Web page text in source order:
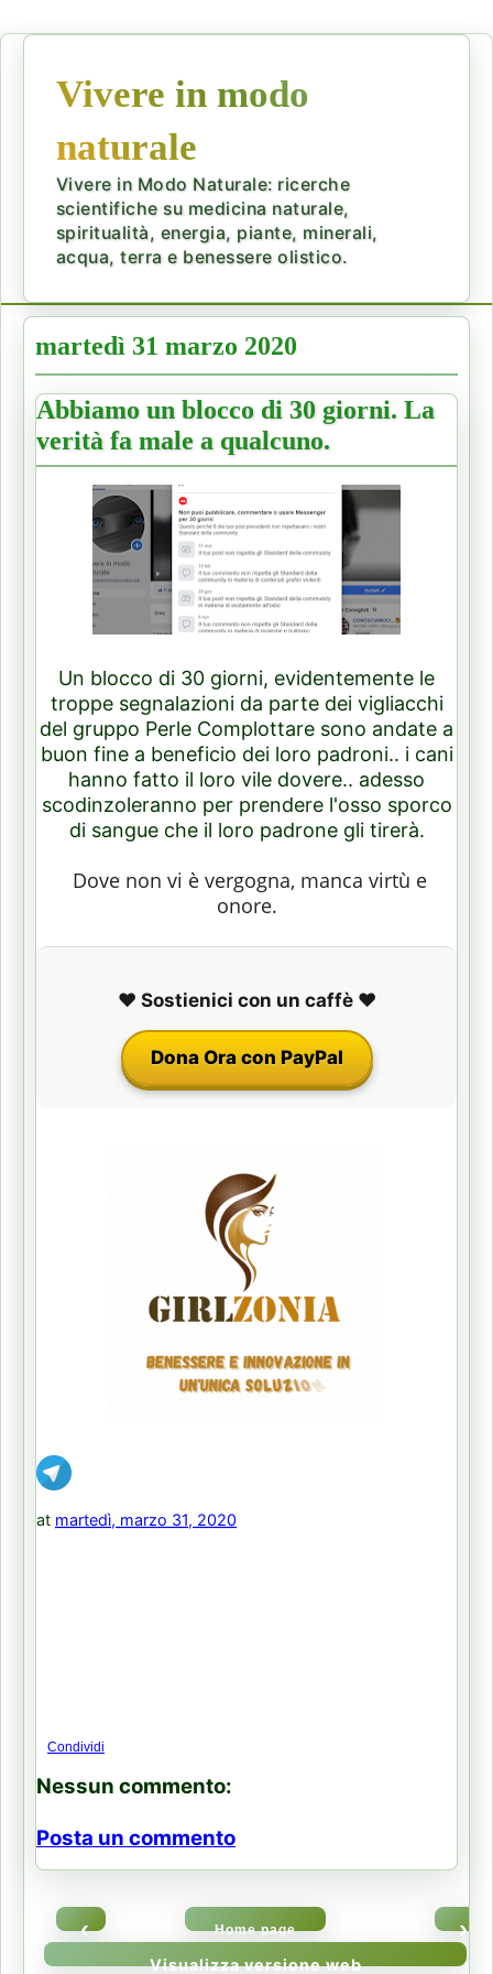
Vivere in modo
naturale
Vivere in Modo Naturale: ricerche
scientifiche su medicina naturale,
spiritualità, energia, piante, minerali,
acqua, terra e benessere olistico.
martedì 31 marzo 2020
Abbiamo un blocco di 30 giorni. La
verità fa male a qualcuno.
Un blocco di 30 giorni, evidentemente le
troppe segnalazioni da parte dei vigliacchi
del gruppo Perle Complottare sono andate a
buon fine a beneficio dei loro padroni.. i cani
hanno fatto il loro vile dovere.. adesso
scodinzoleranno per prendere l'osso sporco
di sangue che il loro padrone gli tirerà.
Dove non vi è vergogna, manca virtù e
onore.
❤️ Sostienici con un caffè ❤️
Dona Ora con PayPal
at martedì, marzo 31, 2020
Condividi
Nessun commento:
Posta un commento
‹ ›
Home page
Visualizza versione web